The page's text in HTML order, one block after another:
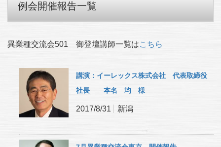
例会開催報告一覧
異業種交流会501 御登壇講師一覧はこちら
講演：イーレックス株式会社 代表取締役
社長 本名 均 様
2017/8/31 新潟